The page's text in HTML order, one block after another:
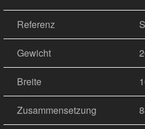
Referenz
Gewicht
Breite
Zusammensetzung